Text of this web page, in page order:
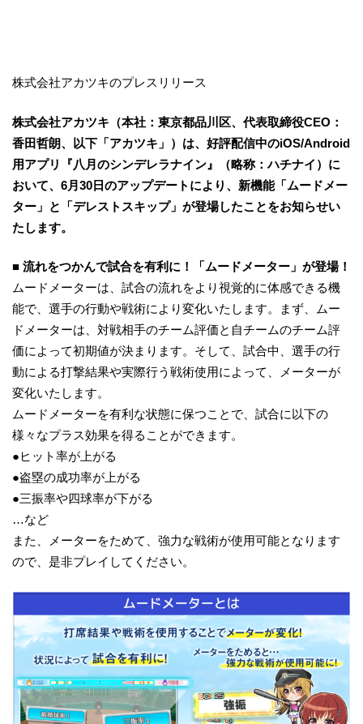
株式会社アカツキのプレスリリース
株式会社アカツキ（本社：東京都品川区、代表取締役CEO：
香田哲朗、以下「アカツキ」）は、好評配信中のiOS/Android
用アプリ『八月のシンデレラナイン』（略称：ハチナイ）に
おいて、6月30日のアップデートにより、新機能「ムードメー
ター」と「デレストスキップ」が登場したことをお知らせい
たします。
■ 流れをつかんで試合を有利に！「ムードメーター」が登場！
ムードメーターは、試合の流れをより視覚的に体感できる機
能で、選手の行動や戦術により変化いたします。まず、ムー
ドメーターは、対戦相手のチーム評価と自チームのチーム評
価によって初期値が決まります。そして、試合中、選手の行
動による打撃結果や実際行う戦術使用によって、メーターが
変化いたします。
ムードメーターを有利な状態に保つことで、試合に以下の
様々なプラス効果を得ることができます。
●ヒット率が上がる
●盗塁の成功率が上がる
●三振率や四球率が下がる
…など
また、メーターをためて、強力な戦術が使用可能となります
ので、是非プレイしてください。